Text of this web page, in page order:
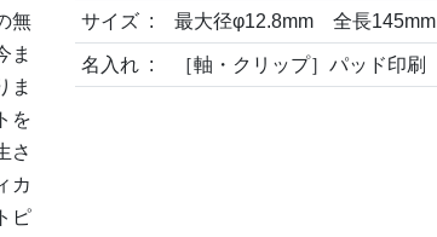
無
ま
ま
を
さ
カ
ピ
サイズ 最大径φ12.8mm 全長145mm
名入れ ［軸・クリップ］パッド印刷